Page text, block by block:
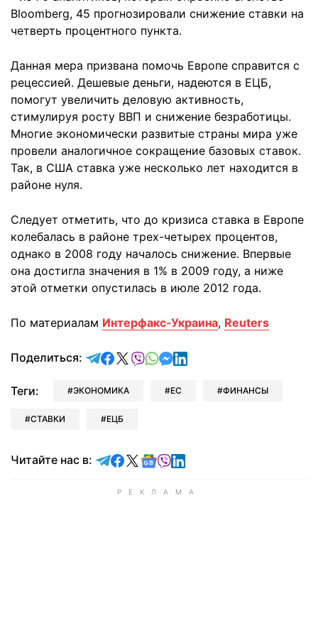
Bloomberg, 45 прогнозировали снижение ставки на
четверть процентного пункта.
Данная мера призвана помочь Европе справится с
рецессией. Дешевые деньги, надеются в ЕЦБ,
помогут увеличить деловую активность,
стимулируя росту ВВП и снижение безработицы.
Многие экономически развитые страны мира уже
провели аналогичное сокращение базовых ставок.
Так, в США ставка уже несколько лет находится в
районе нуля.
Следует отметить, что до кризиса ставка в Европе
колебалась в районе трех-четырех процентов,
однако в 2008 году началось снижение. Впервые
она достигла значения в 1% в 2009 году, а ниже
этой отметки опустилась в июле 2012 года.
По материалам Интерфакс-Украина, Reuters
Поделиться: отправить в Telegram
поделиться в Facebook
поделиться в X
отправить в Viber
отправить в Whatsapp
отправить в Messenger
отправить в LinkedIn
Теги: ЭКОНОМИКА ЕС ФИНАНСЫ
СТАВКИ ЕЦБ
Читайте нас в: Читайте в Telegram
Читайте в Facebook
Читайте в X
Читайте в Google news
Читайте в Viber
Читайте в LinkedIn